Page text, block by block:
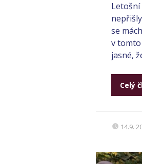
se
v tomto
jasné,
Celý
14.9.